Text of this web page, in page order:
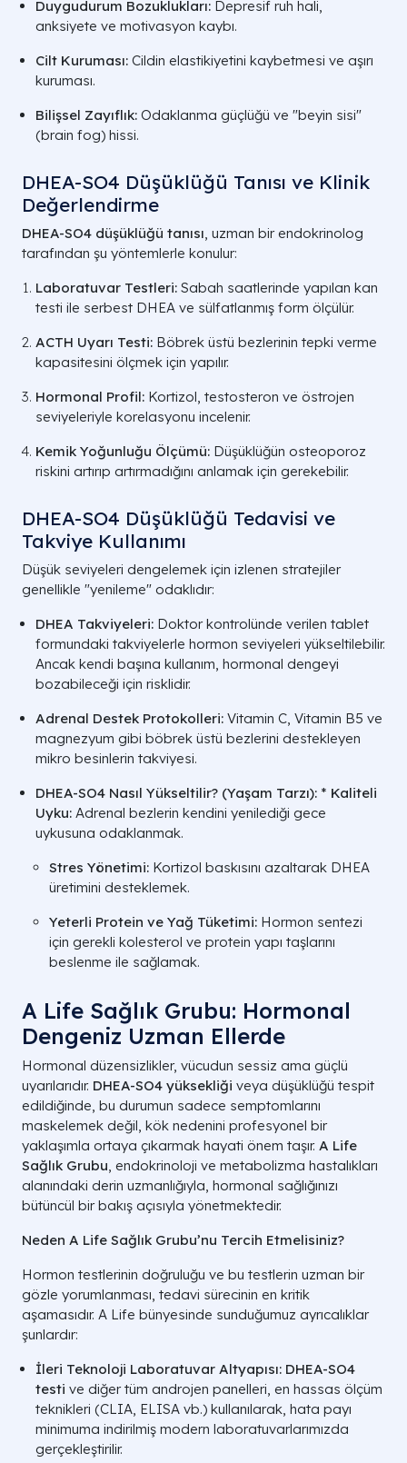
Duygudurum Bozuklukları: Depresif ruh hali,
anksiyete ve motivasyon kaybı.
Cilt Kuruması: Cildin elastikiyetini kaybetmesi ve aşırı
kuruması.
Bilişsel Zayıflık: Odaklanma güçlüğü ve "beyin sisi"
(brain fog) hissi.
DHEA-SO4 Düşüklüğü Tanısı ve Klinik
Değerlendirme
DHEA-SO4 düşüklüğü tanısı , uzman bir endokrinolog
tarafından şu yöntemlerle konulur:
Laboratuvar Testleri: Sabah saatlerinde yapılan kan
testi ile serbest DHEA ve sülfatlanmış form ölçülür.
ACTH Uyarı Testi: Böbrek üstü bezlerinin tepki verme
kapasitesini ölçmek için yapılır.
Hormonal Profil: Kortizol, testosteron ve östrojen
seviyeleriyle korelasyonu incelenir.
Kemik Yoğunluğu Ölçümü: Düşüklüğün osteoporoz
riskini artırıp artırmadığını anlamak için gerekebilir.
DHEA-SO4 Düşüklüğü Tedavisi ve
Takviye Kullanımı
Düşük seviyeleri dengelemek için izlenen stratejiler
genellikle "yenileme" odaklıdır:
DHEA Takviyeleri: Doktor kontrolünde verilen tablet
formundaki takviyelerle hormon seviyeleri yükseltilebilir.
Ancak kendi başına kullanım, hormonal dengeyi
bozabileceği için risklidir.
Adrenal Destek Protokolleri: Vitamin C, Vitamin B5 ve
magnezyum gibi böbrek üstü bezlerini destekleyen
mikro besinlerin takviyesi.
DHEA-SO4 Nasıl Yükseltilir? (Yaşam Tarzı): * Kaliteli
Uyku: Adrenal bezlerin kendini yenilediği gece
uykusuna odaklanmak.
Stres Yönetimi: Kortizol baskısını azaltarak DHEA
üretimini desteklemek.
Yeterli Protein ve Yağ Tüketimi: Hormon sentezi
için gerekli kolesterol ve protein yapı taşlarını
beslenme ile sağlamak.
A Life Sağlık Grubu: Hormonal
Dengeniz Uzman Ellerde
Hormonal düzensizlikler, vücudun sessiz ama güçlü
uyarılarıdır. DHEA-SO4 yüksekliği veya düşüklüğü tespit
edildiğinde, bu durumun sadece semptomlarını
maskelemek değil, kök nedenini profesyonel bir
yaklaşımla ortaya çıkarmak hayati önem taşır. A Life
Sağlık Grubu , endokrinoloji ve metabolizma hastalıkları
alanındaki derin uzmanlığıyla, hormonal sağlığınızı
bütüncül bir bakış açısıyla yönetmektedir.
Neden A Life Sağlık Grubu’nu Tercih Etmelisiniz?
Hormon testlerinin doğruluğu ve bu testlerin uzman bir
gözle yorumlanması, tedavi sürecinin en kritik
aşamasıdır. A Life bünyesinde sunduğumuz ayrıcalıklar
şunlardır:
İleri Teknoloji Laboratuvar Altyapısı: DHEA-SO4
testi ve diğer tüm androjen panelleri, en hassas ölçüm
teknikleri (CLIA, ELISA vb.) kullanılarak, hata payı
minimuma indirilmiş modern laboratuvarlarımızda
gerçekleştirilir.